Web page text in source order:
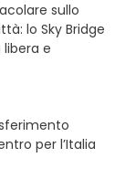
sullo
lo Sky Bridge
libera e
per l’Italia